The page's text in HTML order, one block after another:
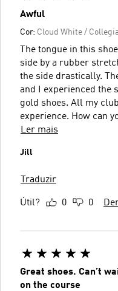
Awful
Cor: Cloud White /
The tongue in this
side by a rubber
the side drastically. The shoe sis great except for this
and I experienced the
gold shoes. All my club ladies have the same
experience. How
Ler mais
Jill
Traduzir
Útil? 0 0
Great shoes. Can’t
on the course